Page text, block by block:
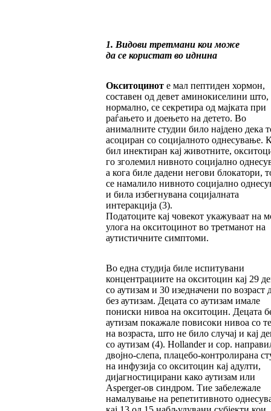
1. Видови третмани кои може
да се користат во иднина
Окситоциноте мал пептиден хормон,
составен од девет аминокиселини што,
нормално, се секретира од мајката при
раѓањето и доењето на детето. Во
анималните студии било најдено дека
асоциран со социјалното однесување.
бил инектиран кај животните,
го зголемил нивното социјално
а кога биле дадени негови блокатори,
се намалило нивното социјално
и била избегнувана социјалната
интеракција (3).
Податоците кај човекот укажуваат на
улога на окситоцинот во третманот на
аутистичните симптоми.
Во една студија биле испитувани
концентрациите на окситоцин кај 29
со аутизам и 30 изедначени по возраст
без аутизам. Децата со аутизам имале
пониски нивоа на окситоцин. Децата
аутизам покажале повисоки нивоа со
на возраста, што не било случај и кај
со аутизам (4). Hollander и сор.
двојно-слепа, плацебо-контролирана
на инфузија со окситоцин кај адулти,
дијагностицирани како аутизам или
Asperger-ов синдром. Тие забележале
намалување на репетитивното